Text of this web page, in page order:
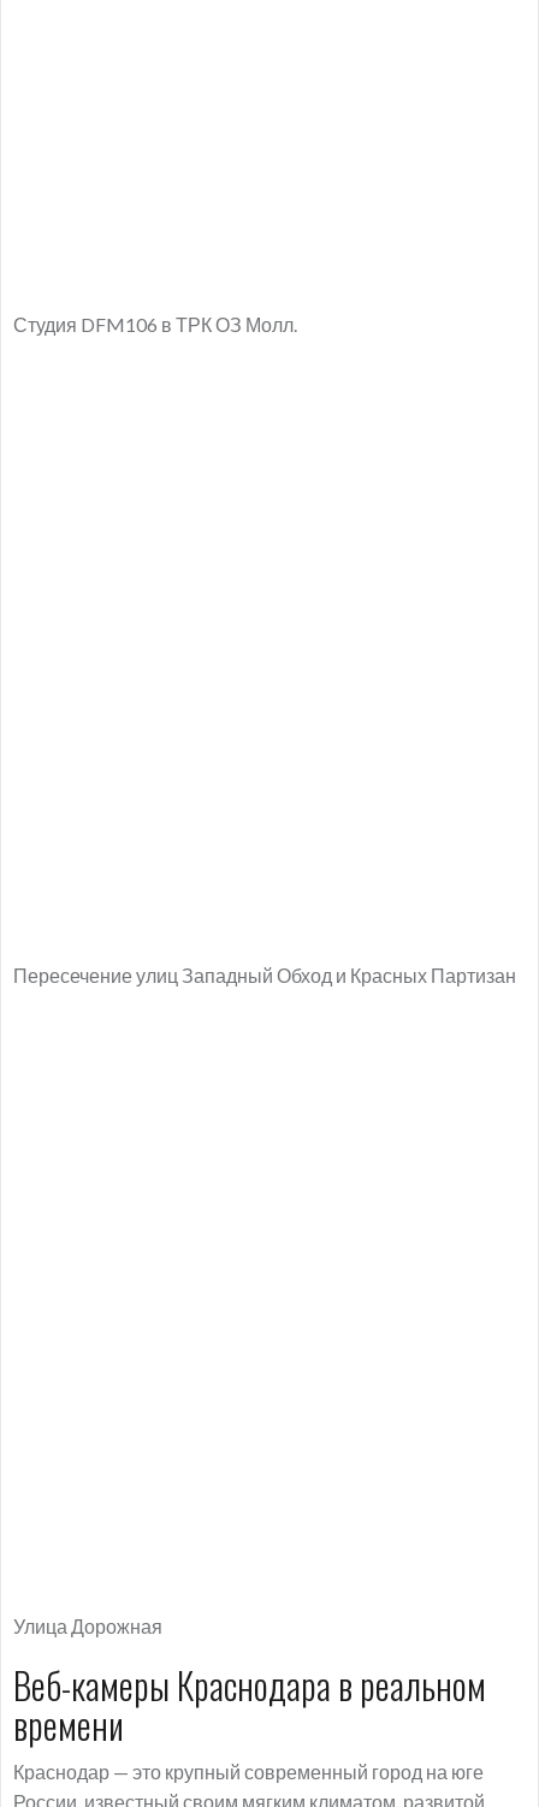
Студия DFM106 в ТРК ОЗ Молл.
Пересечение улиц Западный Обход и Красных Партизан
Улица Дорожная
Веб-камеры Краснодара в реальном
времени
Краснодар — это крупный современный город на юге
России, известный своим мягким климатом, развитой